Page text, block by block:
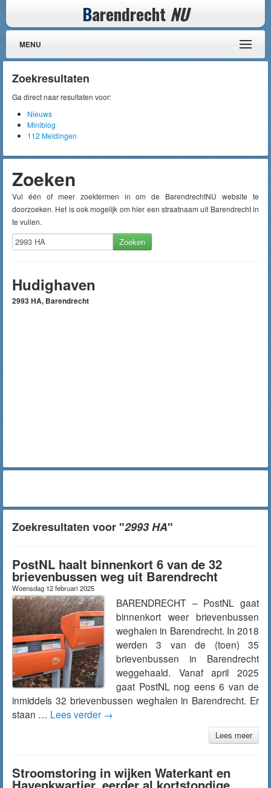
Barendrecht NU
MENU
Zoekresultaten
Ga direct naar resultaten voor:
Nieuws
Miniblog
112 Meldingen
Zoeken
Vul één of meer zoektermen in om de BarendrechtNU website te
doorzoeken. Het is ook mogelijk om hier een straatnaam uit Barendrecht in
te vullen.
Zoeken
Hudighaven
2993 HA, Barendrecht
Zoekresultaten voor "2993 HA"
PostNL haalt binnenkort 6 van de 32
brievenbussen weg uit Barendrecht
Woensdag 12 februari 2025
BARENDRECHT – PostNL gaat
binnenkort weer brievenbussen
weghalen in Barendrecht. In 2018
werden 3 van de (toen) 35
brievenbussen in Barendrecht
weggehaald. Vanaf april 2025
gaat PostNL nog eens 6 van de
inmiddels 32 brievenbussen weghalen in Barendrecht. Er
staan … Lees verder →
Lees meer
Stroomstoring in wijken Waterkant en